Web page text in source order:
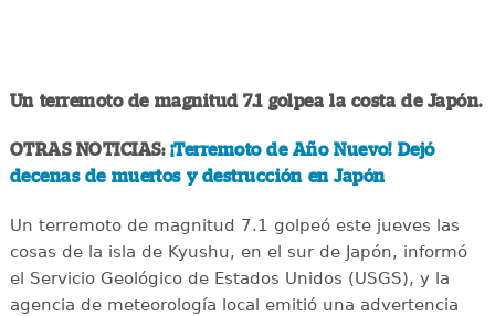
Un terremoto de magnitud 7.1 golpea la costa de Japón.
OTRAS NOTICIAS:¡Terremoto de Año Nuevo! Dejó
decenas de muertos y destrucción en Japón
Un terremoto de magnitud 7.1 golpeó este jueves las
cosas de la isla de Kyushu, en el sur de Japón, informó
el Servicio Geológico de Estados Unidos (USGS), y la
agencia de meteorología local emitió una advertencia